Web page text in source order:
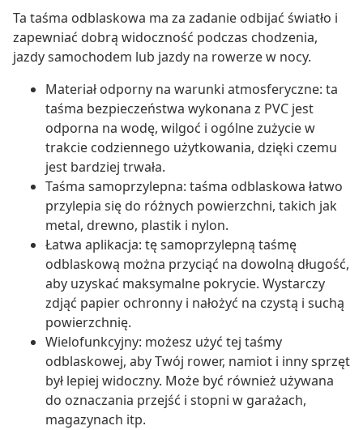
Ta taśma odblaskowa ma za zadanie odbijać światło i
zapewniać dobrą widoczność podczas chodzenia,
jazdy samochodem lub jazdy na rowerze w nocy.
Materiał odporny na warunki atmosferyczne: ta
taśma bezpieczeństwa wykonana z PVC jest
odporna na wodę, wilgoć i ogólne zużycie w
trakcie codziennego użytkowania, dzięki czemu
jest bardziej trwała.
Taśma samoprzylepna: taśma odblaskowa łatwo
przylepia się do różnych powierzchni, takich jak
metal, drewno, plastik i nylon.
Łatwa aplikacja: tę samoprzylepną taśmę
odblaskową można przyciąć na dowolną długość,
aby uzyskać maksymalne pokrycie. Wystarczy
zdjąć papier ochronny i nałożyć na czystą i suchą
powierzchnię.
Wielofunkcyjny: możesz użyć tej taśmy
odblaskowej, aby Twój rower, namiot i inny sprzęt
był lepiej widoczny. Może być również używana
do oznaczania przejść i stopni w garażach,
magazynach itp.